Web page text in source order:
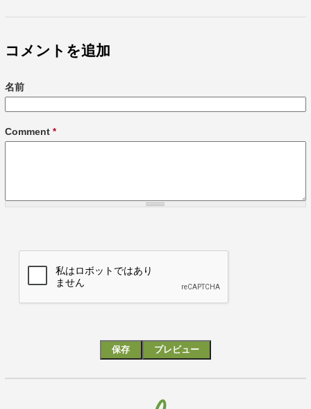
コメントを追加
名前
Comment *